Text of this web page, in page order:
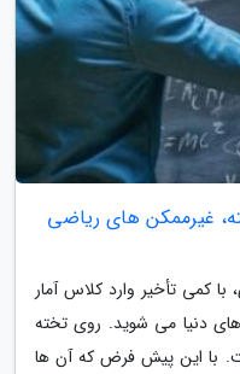
غیرممکن های ریاضی
کمی تأخیر وارد کلاس آمار
های دنیا می شوید. روی تخته
با این پیش فرض که آن ها